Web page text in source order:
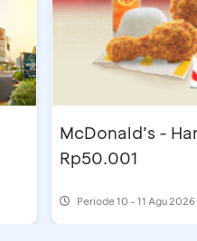
McDonald’s -
Rp50.001
Periode10 - 11 Agu 2026